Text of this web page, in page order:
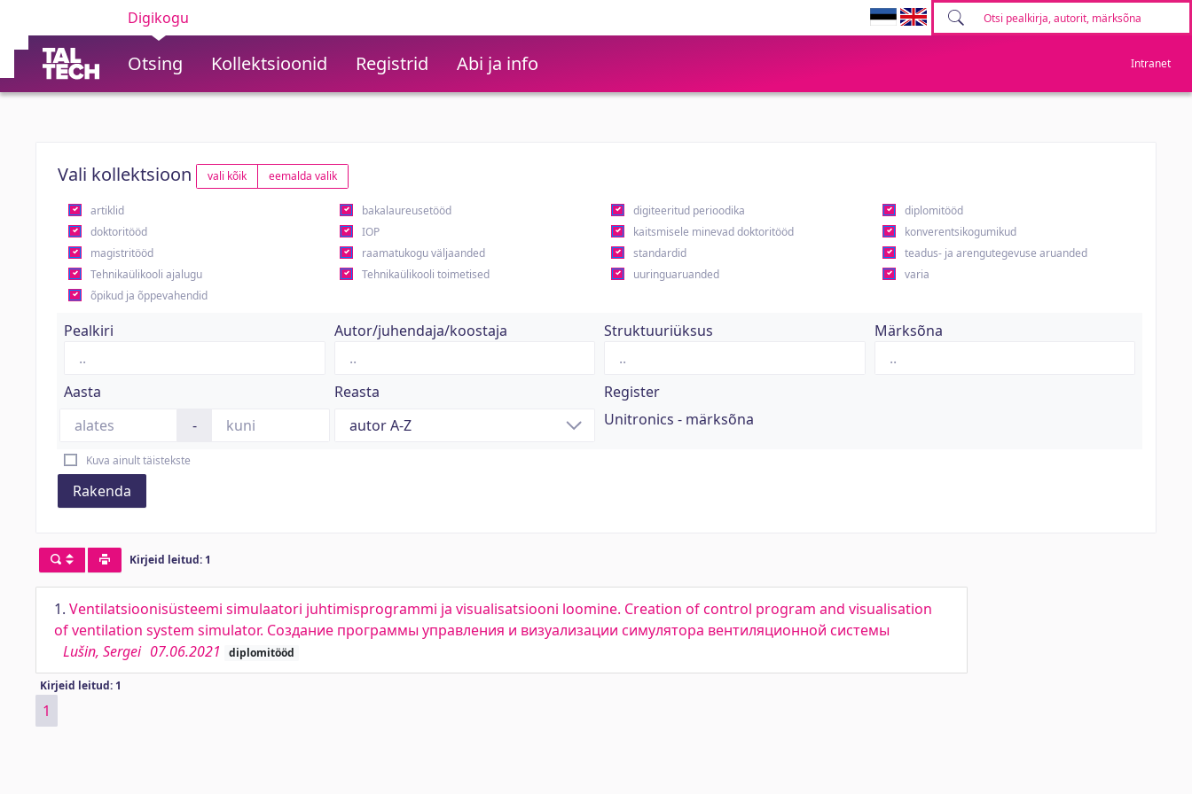
Digikogu
Otsing Kollektsioonid Registrid Abi ja info Intranet
Vali kollektsioon vali kõik eemalda valik
artiklid bakalaureusetööd digiteeritud perioodika
diplomitööd
doktoritööd
IOP kaitsmisele minevad doktoritööd
konverentsikogumikud
magistritööd
raamatukogu väljaanded standardid
teadus- ja arengutegevuse aruanded
Tehnikaülikooli ajalugu
Tehnikaülikooli toimetised uuringuaruanded
varia
õpikud ja õppevahendid
Pealkiri Autor/juhendaja/koostaja Struktuuriüksus Märksõna
Aasta
-
Reasta
Register
Unitronics - märksõna
Kuva ainult täistekste
Rakenda
Kirjeid leitud: 1
1. Ventilatsioonisüsteemi simulaatori juhtimisprogrammi ja visualisatsiooni loomine. Creation of control program and visualisation
of ventilation system simulator. Создание программы управления и визуализации симулятора вентиляционной системы
Lušin, Sergei 07.06.2021 diplomitööd
Kirjeid leitud: 1
1